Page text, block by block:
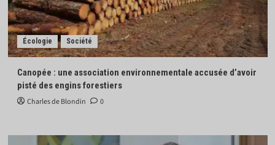
Écologie Société
Canopée : une association environnementale accusée d’avoir
pisté des engins forestiers
Charles de Blondin 0